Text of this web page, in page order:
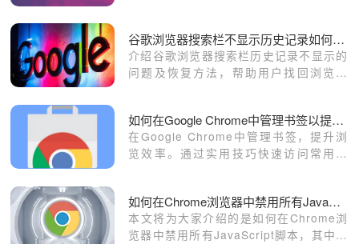
谷歌浏览器搜索栏不显示历史记录如何恢复
介绍谷歌浏览器搜索栏历史记录不显示的
问题及恢复方法，帮助用户找回浏览记
如何在Google Chrome中管理书签以提高浏览效率
在Google Chrome中管理书签，提升浏
览效率。通过实用技巧快速访问常用网
如何在Chrome浏览器中禁用所有JavaScript脚本
本文将为大家介绍的是如何在Chrome浏
览器中禁用所有JavaScript脚本，其中介